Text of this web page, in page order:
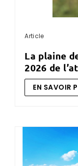
Article
la plaine de versailles, lauréate
2026 de
EN SAVOIR